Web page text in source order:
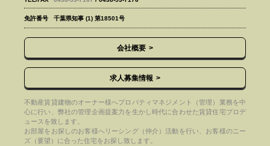
免許番号 千葉県知事 (1) 第18501号
会社概要
求人募集情報
不動産賃貸建物のオーナー様へプロパティマネジメント（管理）業務を中
心に行い、弊社の管理企画提案力を生かし時代に合わせた賃貸住宅プロデ
ュースを致します。
お部屋をお探しのお客様へリーシング（仲介）活動を行い、お客様のニー
ズ（要望）に合った住宅をお探し致します。